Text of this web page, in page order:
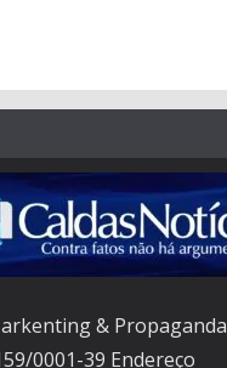
& Propaganda
0001-39 Endereço